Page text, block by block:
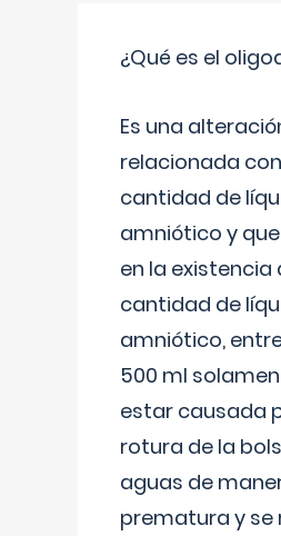
¿Qué es el
Es una
relacionada
cantidad de
amniótico y
en la existencia
cantidad de
amniótico,
500 ml
estar causada
rotura de la
aguas de
prematura y se